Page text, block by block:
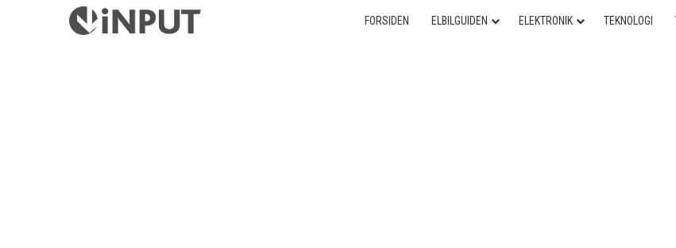
FORSIDEN ELBILGUIDEN ELEKTRONIK TEKNOLOGI